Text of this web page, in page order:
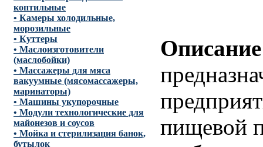
коптильные
• Камеры холодильные,
морозильные
• Куттеры
• Маслоизготовители
(маслобойки)
• Массажеры для мяса
вакуумные (мясомассажеры,
маринаторы)
• Машины укупорочные
• Модули технологические для
майонезов и соусов
• Мойка и стерилизация банок,
бутылок
пищевой